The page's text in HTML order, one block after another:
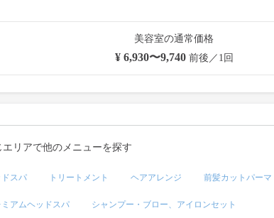
美容室の通常価格
¥ 6,930〜9,740前後／1回
エリアで他のメニューを探す
スパ トリートメント ヘアアレンジ 前髪カットパーマ
ミアムヘッドスパ シャンプー・ブロー、アイロンセット